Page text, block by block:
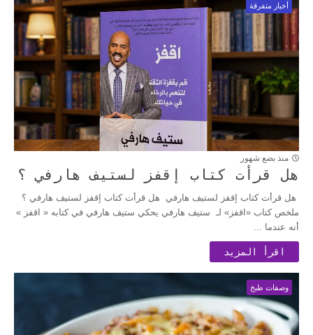
أخبار متفرقة
منذ بضع شهور
هل قرأت كتاب إقفز لستيف هارفي ؟
هل قرأت كتاب إقفز لستيف هارفي هل قرأت كتاب إقفز لستيف هارفي ؟
ملخص كتاب «اقفز» لـ ستيف هارفي يحكي ستيف هارفي في كتابه « اقفز »
أنه عندما ...
اقرأ المزيد
وصفات طبخ